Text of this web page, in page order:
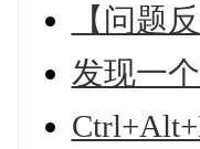
【问题
发现一